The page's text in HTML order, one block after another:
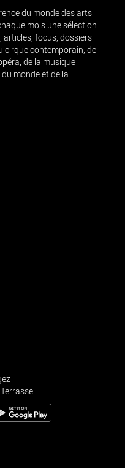
du monde des arts
mois une sélection
focus, dossiers
cirque contemporain, de
de la musique
monde et de la